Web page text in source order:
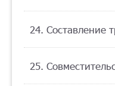
24. Составление
25.